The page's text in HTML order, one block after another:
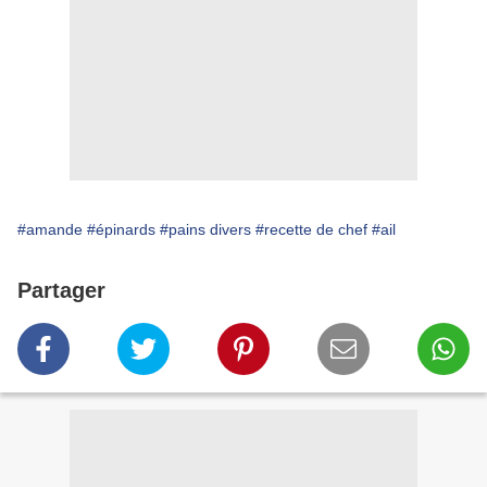
#amande #épinards #pains divers #recette de chef #ail
Partager